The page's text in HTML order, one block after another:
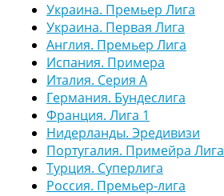
Украина. Премьер Лига
Украина. Первая Лига
Англия. Премьер Лига
Испания. Примера
Италия. Серия А
Германия. Бундеслига
Франция. Лига 1
Нидерланды. Эредивизи
Португалия. Примейра Лига
Турция. Суперлига
Россия. Премьер-лига